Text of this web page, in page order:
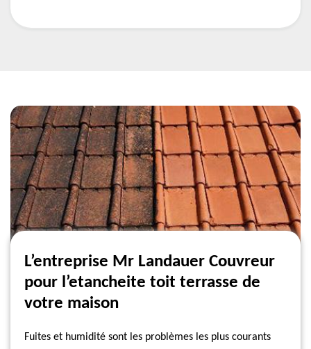
L’entreprise Mr Landauer Couvreur
pour l’etancheite toit terrasse de
votre maison
Fuites et humidité sont les problèmes les plus courants